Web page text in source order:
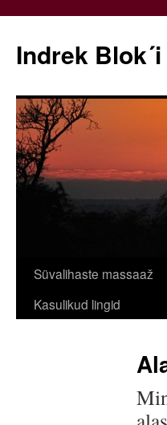
Indrek
Liigu
sisu
Süvalihaste massaaž
Kasulikud lingid